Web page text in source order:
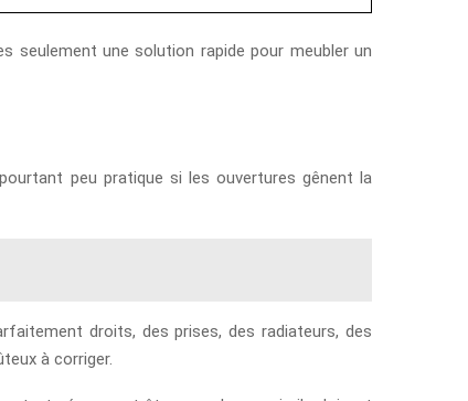
seulement une solution rapide pour meubler un
peu pratique si les ouvertures gênent la
droits, des prises, des radiateurs, des
à corriger.